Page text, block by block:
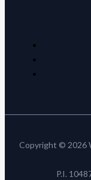
Copyright © 2026
P.I.